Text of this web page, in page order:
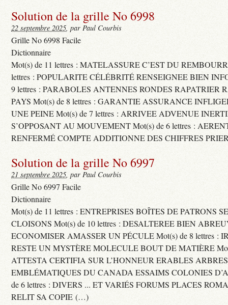
Solution de la grille No 6998
22 septembre 2025, par Paul Courbis
Grille No 6998 Facile
Dictionnaire
Mot(s) de 11 lettres : MATELASSURE C’EST DU
lettres : POPULARITE CÉLÉBRITÉ RENSEIGNEE BIEN
9 lettres : PARABOLES ANTENNES RONDES RAPATRIER
PAYS Mot(s) de 8 lettres : GARANTIE ASSURANCE
UNE PEINE Mot(s) de 7 lettres : ARRIVEE ADVENUE
S’OPPOSANT AU MOUVEMENT Mot(s) de 6 lettres :
RENFERMÉ COMPTE ADDITIONNE DES CHIFFRES
Solution de la grille No 6997
21 septembre 2025, par Paul Courbis
Grille No 6997 Facile
Dictionnaire
Mot(s) de 11 lettres : ENTREPRISES BOÎTES DE PATRONS
CLOISONS Mot(s) de 10 lettres : DESALTEREE BIEN
ECONOMISER AMASSER UN PÉCULE Mot(s) de 8 lettres :
RESTE UN MYSTÈRE MOLECULE BOUT DE MATIÈRE
ATTESTA CERTIFIA SUR L’HONNEUR ERABLES ARBRES
EMBLÉMATIQUES DU CANADA ESSAIMS COLONIES
de 6 lettres : DIVERS ... ET VARIÉS FORUMS PLACES
RELIT SA COPIE (…)